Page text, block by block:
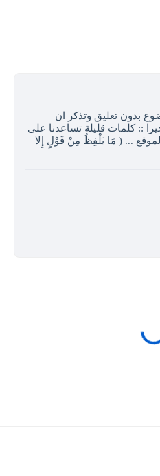
بدون تعليق وتذكر ان
:: كلمات قليلة تساعدنا على
... ( مَا يَلْفِظُ مِنْ قَوْلٍ إِلا